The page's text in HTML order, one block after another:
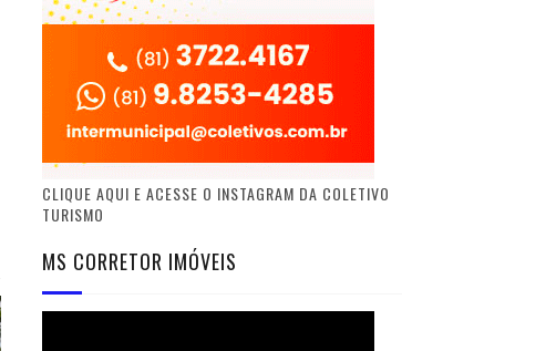
CLIQUE AQUI E ACESSE O INSTAGRAM DA COLETIVO
TURISMO
MS CORRETOR IMÓVEIS